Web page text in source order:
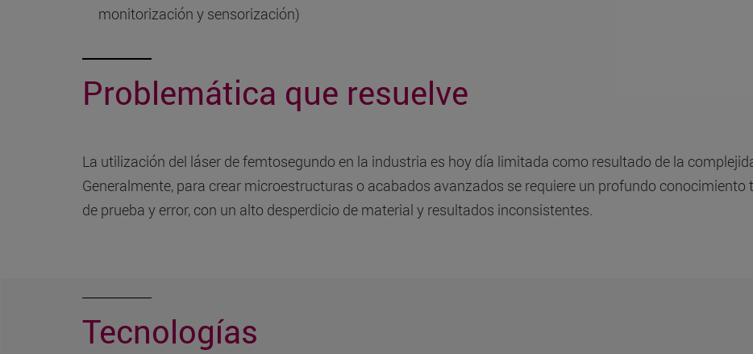
monitorización y sensorización)
Problemática que resuelve
La utilización del láser de femtosegundo en la industria es hoy día limitada como resultado de la
Generalmente, para crear microestructuras o acabados avanzados se requiere un profundo conocimiento
de prueba y error, con un alto desperdicio de material y resultados inconsistentes.
Tecnologías